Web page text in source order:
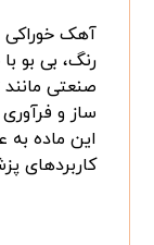
آهک خوراکی
رنگ، بی بو
صنعتی
ساز و
این ماده به
کاربردهای